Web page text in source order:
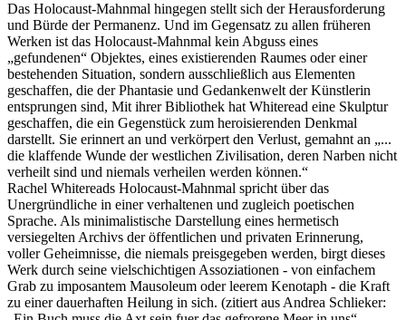
Das Holocaust-Mahnmal hingegen stellt sich der Herausforderung
und Bürde der Permanenz. Und im Gegensatz zu allen früheren
Werken ist das Holocaust-Mahnmal kein Abguss eines
„gefundenen“ Objektes, eines existierenden Raumes oder einer
bestehenden Situation, sondern ausschließlich aus Elementen
geschaffen, die der Phantasie und Gedankenwelt der Künstlerin
entsprungen sind, Mit ihrer Bibliothek hat Whiteread eine Skulptur
geschaffen, die ein Gegenstück zum heroisierenden Denkmal
darstellt. Sie erinnert an und verkörpert den Verlust, gemahnt an „...
die klaffende Wunde der westlichen Zivilisation, deren Narben nicht
verheilt sind und niemals verheilen werden können.“
Rachel Whitereads Holocaust-Mahnmal spricht über das
Unergründliche in einer verhaltenen und zugleich poetischen
Sprache. Als minimalistische Darstellung eines hermetisch
versiegelten Archivs der öffentlichen und privaten Erinnerung,
voller Geheimnisse, die niemals preisgegeben werden, birgt dieses
Werk durch seine vielschichtigen Assoziationen - von einfachem
Grab zu imposantem Mausoleum oder leerem Kenotaph - die Kraft
zu einer dauerhaften Heilung in sich. (zitiert aus Andrea Schlieker: